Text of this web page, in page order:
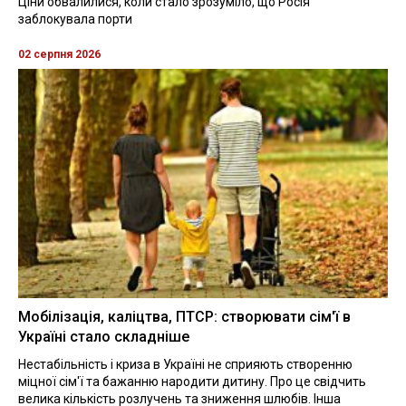
заблокувала порти
02 серпня 2026
Мобілізація, каліцтва, ПТСР: створювати сім'ї в
Україні стало складніше
Нестабільність і криза в Україні не сприяють створенню
міцної сім'ї та бажанню народити дитину. Про це свідчить
велика кількість розлучень та зниження шлюбів. Інша